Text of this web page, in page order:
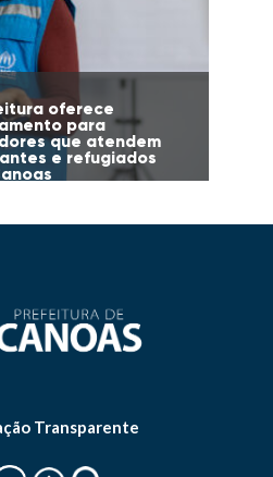
oferece
para
que atendem
e refugiados
Transparente